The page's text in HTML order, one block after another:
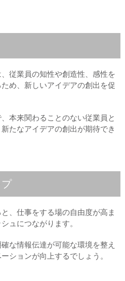
従業員の知性や創造性、感性を
め、新しいアイデアの創出を促
本来関わることのない従業員と
たなアイデアの創出が期待でき
、仕事をする場の自由度が高ま
ュにつながります。
な情報伝達が可能な環境を整え
ションが向上するでしょう。